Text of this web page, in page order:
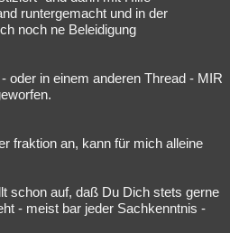
runtergemacht und in der
noch ne Beleidigung
oder in einem anderen Thread - MIR
fraktion an, kann für mich alleine
schon auf, daß Du Dich stets gerne
- meist bar jeder Sachkenntnis -